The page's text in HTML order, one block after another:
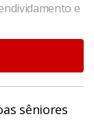
e
sêniores